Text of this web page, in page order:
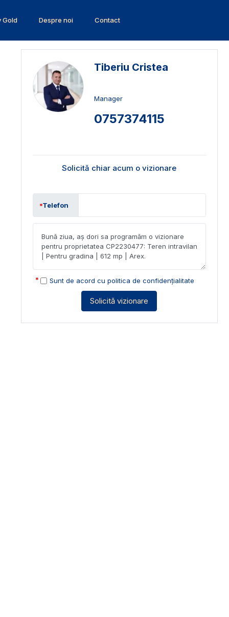
Gold Despre noi Contact
Tiberiu Cristea
Manager
0757374115
Solicită chiar acum o vizionare
Telefon
Sunt de acord cu politica de confidențialitate
Solicită vizionare